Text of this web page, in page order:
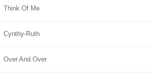
Think Of Me
Cynthy-Ruth
Over And Over